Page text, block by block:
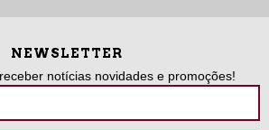
NEWSLETTER
notícias novidades e promoções!